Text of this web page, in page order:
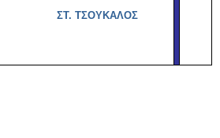
ΣΤ. ΤΣΟΥΚΑΛΟΣ